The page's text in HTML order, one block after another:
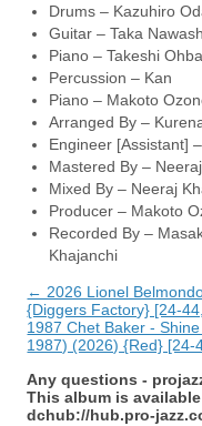
Drums – Kazuhiro
Guitar – Taka
Piano – Takeshi
Percussion – Kan
Piano – Makoto
Arranged By –
Engineer [Assistant]
Mastered By –
Mixed By – Neeraj
Producer – Makoto
Recorded By –
Khajanchi
← 2026 Lionel
{Diggers Factory} [24-
1987 Chet Baker -
1987) (2026) {Red} [24-
Any questions -
This album is
dchub://hub.pro-